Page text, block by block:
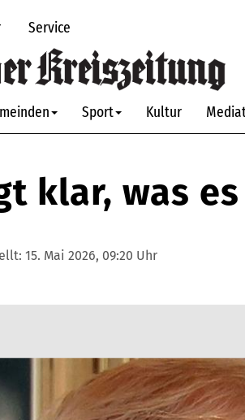
Service
Sport Kultur
klar, was
15. Mai 2026, 09:20 Uhr